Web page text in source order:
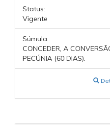
Status:
Vigente
Súmula:
CONCEDER, A
PECÚNIA (60 DIAS).